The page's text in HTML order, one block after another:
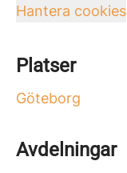
Hantera cookies
Platser
Göteborg
Avdelningar